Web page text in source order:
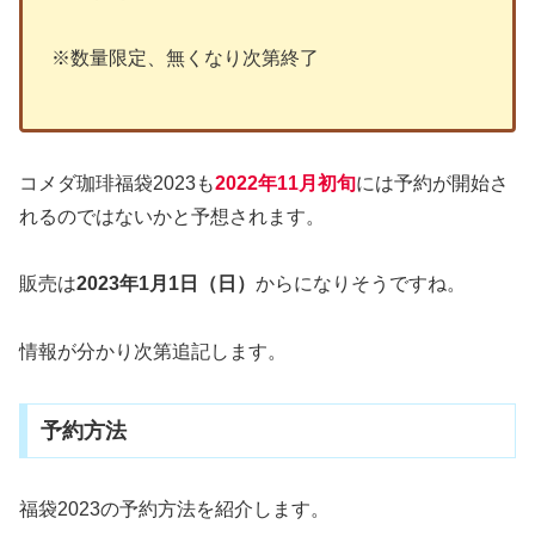
※数量限定、無くなり次第終了
コメダ珈琲福袋2023も2022年11月初旬には予約が開始さ
れるのではないかと予想されます。
販売は2023年1月1日（日） からになりそうですね。
情報が分かり次第追記します。
予約方法
福袋2023の予約方法を紹介します。